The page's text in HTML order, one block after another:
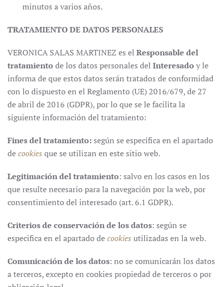
minutos a varios años.
TRATAMIENTO DE DATOS PERSONALES
VERONICA SALAS MARTINEZ es el Responsable del
tratamiento de los datos personales del Interesado y le
informa de que estos datos serán tratados de conformidad
con lo dispuesto en el Reglamento (UE) 2016/679, de 27
de abril de 2016 (GDPR), por lo que se le facilita la
siguiente información del tratamiento:
Fines del tratamiento: según se especifica en el apartado
decookies que se utilizan en este sitio web.
Legitimación del tratamiento: salvo en los casos en los
que resulte necesario para la navegación por la web, por
consentimiento del interesado (art. 6.1 GDPR).
Criterios de conservación de los datos: según se
especifica en el apartado decookies utilizadas en la web.
Comunicación de los datos: no se comunicarán los datos
a terceros, excepto en cookies propiedad de terceros o por